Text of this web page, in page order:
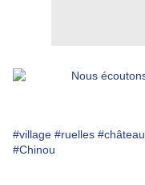
#village #ruelles #château
#Chinou